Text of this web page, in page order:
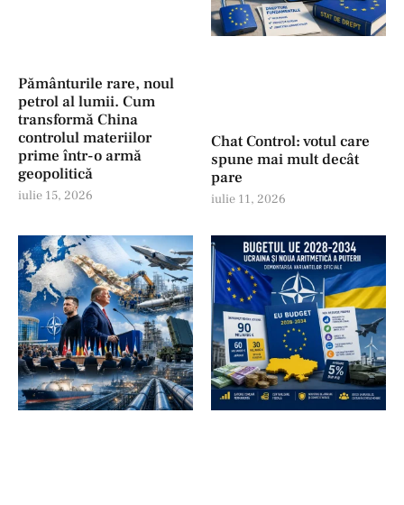
Pământurile rare, noul
petrol al lumii. Cum
transformă China
controlul materiilor
prime într-o armă
geopolitică
iulie 15, 2026
Chat Control: votul care
spune mai mult decât
pare
iulie 11, 2026